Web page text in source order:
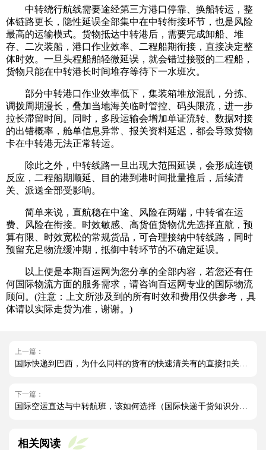
中转绕行航线需要途经第三方港口停靠、换船转运，整
体链路更长，隐性延误全部集中在中转衔接环节，也是风险
最高的运输模式。货物抵达中转港后，需要完成卸船、堆
存、二次装船，港口作业效率、二程船期衔接，直接决定整
体时效。一旦头程船舶轻微延误，就会错过接驳的二程船，
货物只能在中转港长时间堆存等待下一水班次。
部分中转港口作业效率低下，集装箱堆放混乱，分拣、
调拨周期漫长，叠加当地海关临时管控、码头限流，进一步
拉长滞留时间。同时，多段运输会增加单证流转、数据对接
的出错概率，舱单信息异常、报关资料延迟，都会导致货物
卡在中转港无法正常转运。
除此之外，中转线路一旦出现大范围延误，会形成连锁
反应，二程船期顺延、目的港到港时间批量推后，后续清
关、派送全部受影响。
简单来说，直航稳在中途、风险在两端，中转省在运
费、风险在衔接。时效敏感、高货值货物优先选择直航，预
算有限、时效宽松的常规货品，可合理接纳中转线路，同时
预留充足物流缓冲期，抵御中转环节的不确定延误。
以上便是本期百运网为您分享的全部内容，若您还有任
何国际物流方面的服务需求，请咨询百运网专业的国际物流
顾问。(注意：上文所涉及到的所有时效和费用仅供参考，具
体请以实际走货为准，谢谢。)
上一篇：
国际快递到巴西，为什么同样的货有的快速清关有的直接扣关（国际快递干货知识分享）
下一篇：
国际空运直达与中转航班，该如何选择（国际快递干货知识分享）
相关阅读